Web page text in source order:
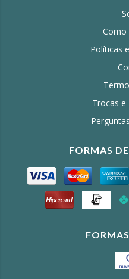
Como
Políticas
Trocas e
FORMAS